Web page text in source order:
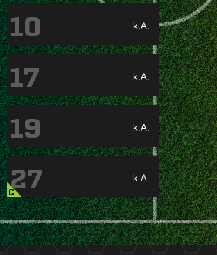
k.A.
10
k.A.
17
k.A.
19
k.A.
27
C